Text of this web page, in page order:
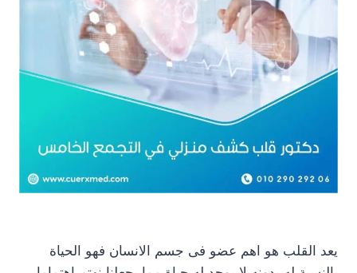
يعد القلب هو اهم عضو فى جسم الانسان فهو الحياة